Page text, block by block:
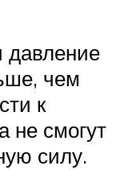
давление
чем
к
не смогут
силу.